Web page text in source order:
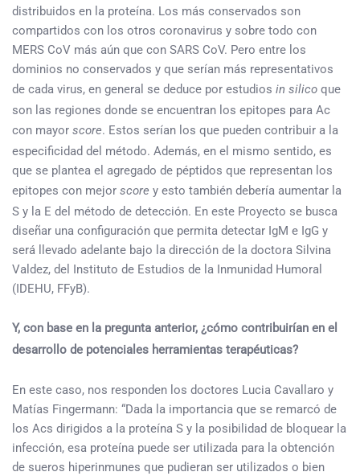
distribuidos en la proteína. Los más conservados son
compartidos con los otros coronavirus y sobre todo con
MERS CoV más aún que con SARS CoV. Pero entre los
dominios no conservados y que serían más representativos
de cada virus, en general se deduce por estudios in silico que
son las regiones donde se encuentran los epitopes para Ac
con mayor score. Estos serían los que pueden contribuir a la
especificidad del método. Además, en el mismo sentido, es
que se plantea el agregado de péptidos que representan los
epitopes con mejor score y esto también debería aumentar la
S y la E del método de detección. En este Proyecto se busca
diseñar una configuración que permita detectar IgM e IgG y
será llevado adelante bajo la dirección de la doctora Silvina
Valdez, del Instituto de Estudios de la Inmunidad Humoral
(IDEHU, FFyB).
Y, con base en la pregunta anterior, ¿cómo contribuirían en el
desarrollo de potenciales herramientas terapéuticas?
En este caso, nos responden los doctores Lucia Cavallaro y
Matías Fingermann: “Dada la importancia que se remarcó de
los Acs dirigidos a la proteína S y la posibilidad de bloquear la
infección, esa proteína puede ser utilizada para la obtención
de sueros hiperinmunes que pudieran ser utilizados o bien